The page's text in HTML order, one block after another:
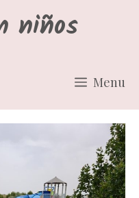
niños
Menu